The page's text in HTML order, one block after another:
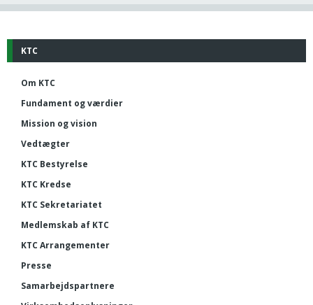
KTC
Om KTC
Fundament og værdier
Mission og vision
Vedtægter
KTC Bestyrelse
KTC Kredse
KTC Sekretariatet
Medlemskab af KTC
KTC Arrangementer
Presse
Samarbejdspartnere